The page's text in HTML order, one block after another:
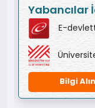
Yabancılar
E-
Bilgi Alın